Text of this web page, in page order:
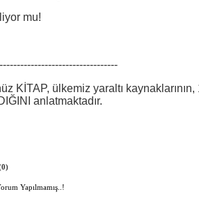
mu!
KİTAP, ülkemiz yaraltı
anlatmaktadır.
Yapılmamış..!